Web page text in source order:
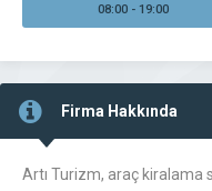
08:00 - 19:00
Firma Hakkında
Artı Turizm, araç kiralama